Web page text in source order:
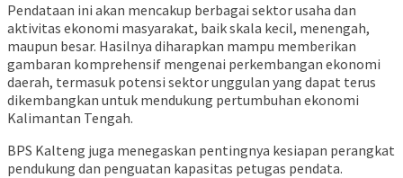
Pendataan ini akan mencakup berbagai sektor usaha dan
aktivitas ekonomi masyarakat, baik skala kecil, menengah,
maupun besar. Hasilnya diharapkan mampu memberikan
gambaran komprehensif mengenai perkembangan ekonomi
daerah, termasuk potensi sektor unggulan yang dapat terus
dikembangkan untuk mendukung pertumbuhan ekonomi
Kalimantan Tengah.
BPS Kalteng juga menegaskan pentingnya kesiapan perangkat
pendukung dan penguatan kapasitas petugas pendata.